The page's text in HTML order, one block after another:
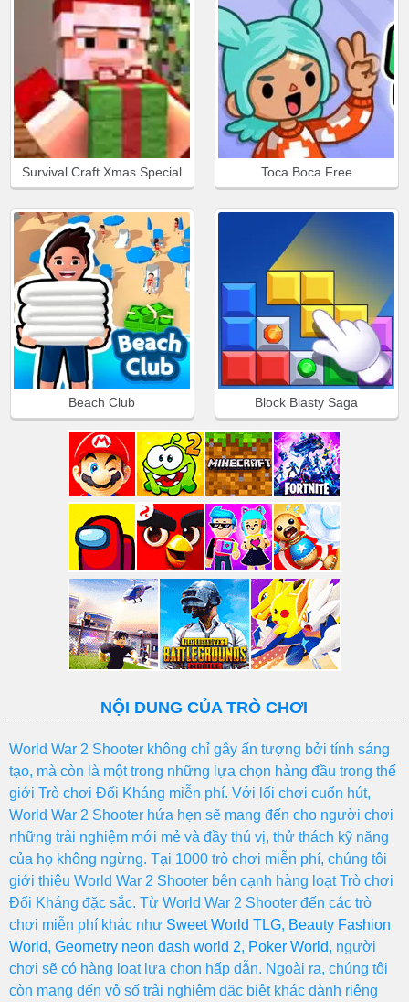
Survival Craft Xmas Special Toca Boca Free
Beach Club Block Blasty Saga
NỘI DUNG CỦA TRÒ CHƠI
World War 2 Shooter không chỉ gây ấn tượng bởi tính sáng
tạo, mà còn là một trong những lựa chọn hàng đầu trong thế
giới Trò chơi Đối Kháng miễn phí. Với lối chơi cuốn hút,
World War 2 Shooter hứa hẹn sẽ mang đến cho người chơi
những trải nghiệm mới mẻ và đầy thú vị, thử thách kỹ năng
của họ không ngừng. Tại 1000 trò chơi miễn phí, chúng tôi
giới thiệu World War 2 Shooter bên cạnh hàng loạt Trò chơi
Đối Kháng đặc sắc. Từ World War 2 Shooter đến các trò
chơi miễn phí khác như Sweet World TLG, Beauty Fashion
World, Geometry neon dash world 2, Poker World, người
chơi sẽ có hàng loạt lựa chọn hấp dẫn. Ngoài ra, chúng tôi
còn mang đến vô số trải nghiệm đặc biệt khác dành riêng